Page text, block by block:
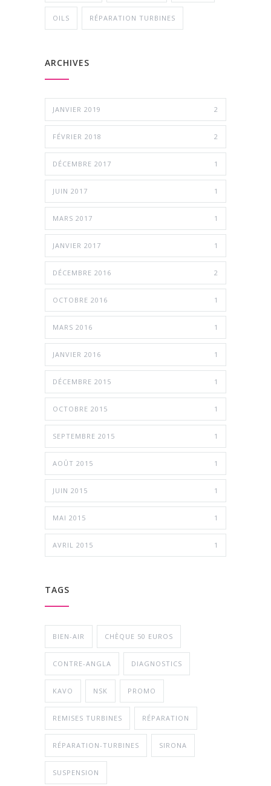
OILS RÉPARATION TURBINES
ARCHIVES
JANVIER 2019 2
FÉVRIER 2018 2
DÉCEMBRE 2017 1
JUIN 2017 1
MARS 2017 1
JANVIER 2017 1
DÉCEMBRE 2016 2
OCTOBRE 2016 1
MARS 2016 1
JANVIER 2016 1
DÉCEMBRE 2015 1
OCTOBRE 2015 1
SEPTEMBRE 2015 1
AOÛT 2015 1
JUIN 2015 1
MAI 2015 1
AVRIL 2015 1
TAGS
BIEN-AIR CHÈQUE 50 EUROS
CONTRE-ANGLA DIAGNOSTICS
KAVO NSK PROMO
REMISES TURBINES RÉPARATION
RÉPARATION-TURBINES SIRONA
SUSPENSION